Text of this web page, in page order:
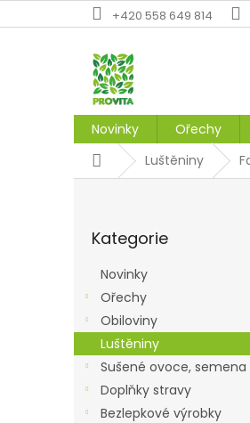
na
+420 558 649 814
Novinky Ořechy
DomůLuštěniny
kategorie
Kategorie
Novinky
Ořechy
Obiloviny
Luštěniny
Sušené ovoce, semena
Doplňky stravy
Bezlepkové výrobky